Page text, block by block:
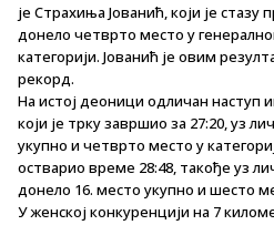
је Страхиња Јованић, који је стазу
донело четврто место у
категорији. Јованић је овим
рекорд.
На истој деоници одличан наступ
који је трку завршио за 27:20, уз
укупно и четврто место у
остварио време 28:48, такође уз
донело 16. место укупно и шесто
У женској конкуренцији на 7